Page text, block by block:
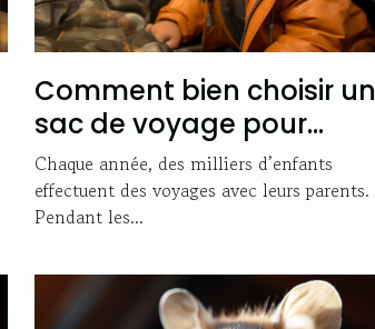
Comment bien choisir un
sac de voyage pour
enfants ?
Chaque année, des milliers d’enfants
effectuent des voyages avec leurs parents.
Pendant les...